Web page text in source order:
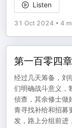
Listen
31 Oct 2024 • 4
第一百零四
经过几天筹备，刘
们明确战斗意义，
侦查，其余修士做
青寻找补给和招募
发，路上分组前进